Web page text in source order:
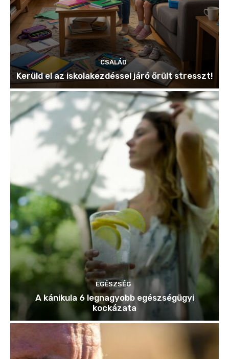
CSALÁD
Kerüld el az iskolakezdéssel járó őrült stresszt!
EGÉSZSÉG
A kánikula 6 legnagyobb egészségügyi
kockázata